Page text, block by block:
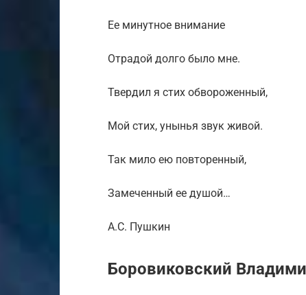
Ее минутное внимание
Отрадой долго было мне.
Твердил я стих обвороженный,
Мой стих, унынья звук живой.
Так мило ею повторенный,
Замеченный ее душой…
А.С. Пушкин
Боровиковский